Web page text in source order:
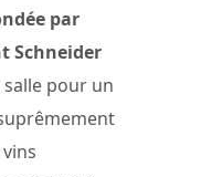
par
Schneider
salle pour un